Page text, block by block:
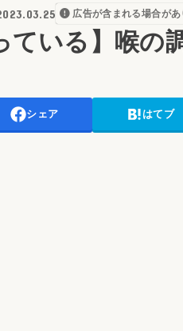
広告が含まれる場合があ
ている】喉の
シェア はてブ